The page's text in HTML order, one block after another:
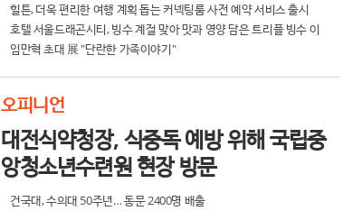
힐튼, 더욱 편리한 여행 계획 돕는 커넥팅룸 사전 예약 서비스 출시
호텔 서울드래곤시티, 빙수 계절 맞아 맛과 영양 담은 트리플 빙수 이
벤트 진행
임만혁 초대 展 "단란한 가족이야기"
오피니언
대전식약청장, 식중독 예방 위해 국립중
앙청소년수련원 현장 방문
건국대, 수의대 50주년… 동문 2400명 배출